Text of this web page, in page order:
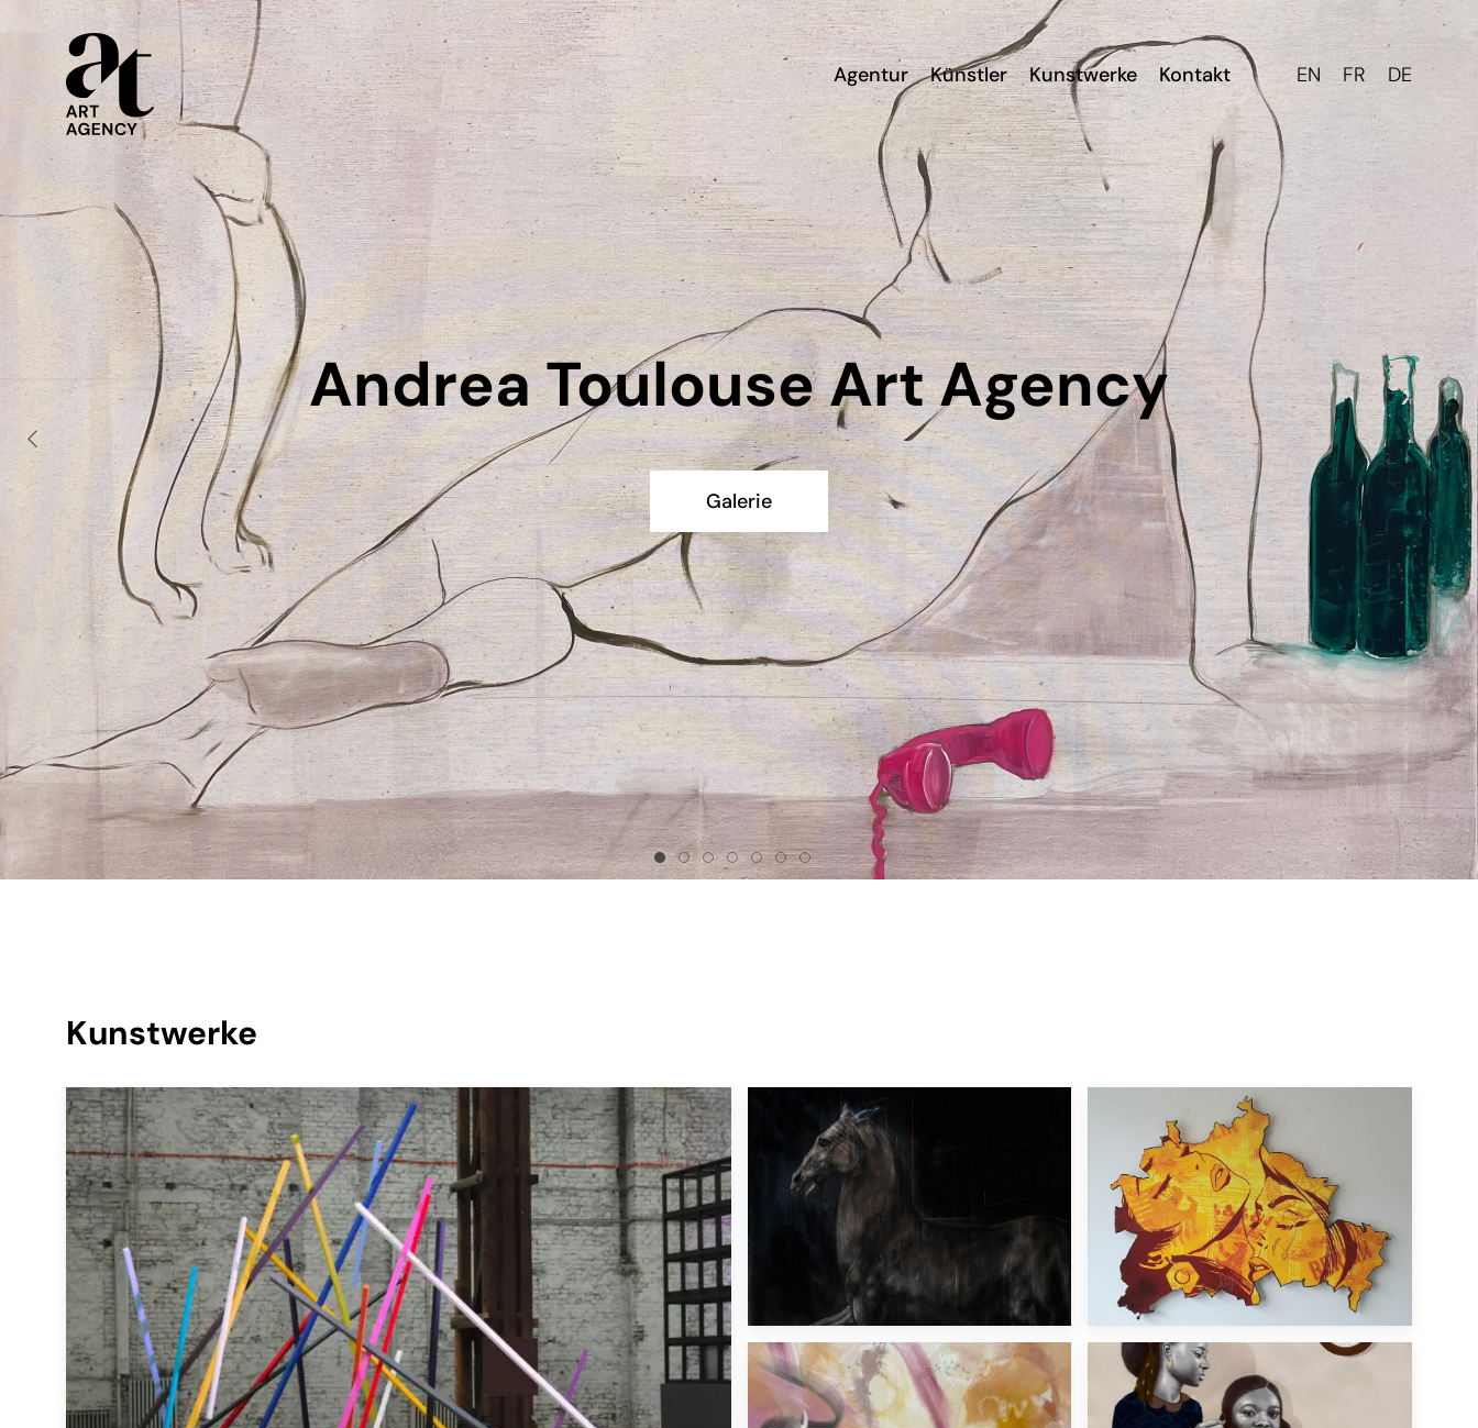
EN FR DE
Agentur Künstler Kunstwerke Kontakt
Andrea Toulouse Art Agency
Galerie
Kunstwerke